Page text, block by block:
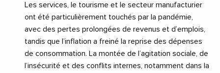
Les services, le tourisme et le secteur manufacturier
ont été particulièrement touchés par la pandémie,
avec des pertes prolongées de revenus et d’emplois,
tandis que l’inflation a freiné la reprise des dépenses
de consommation. La montée de l’agitation sociale, de
l’insécurité et des conflits internes, notamment dans la